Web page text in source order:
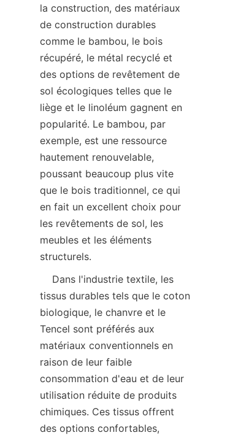
la construction, des matériaux
de construction durables
comme le bambou, le bois
récupéré, le métal recyclé et
des options de revêtement de
sol écologiques telles que le
liège et le linoléum gagnent en
popularité. Le bambou, par
exemple, est une ressource
hautement renouvelable,
poussant beaucoup plus vite
que le bois traditionnel, ce qui
en fait un excellent choix pour
les revêtements de sol, les
meubles et les éléments
tissus durables tels que le coton
biologique, le chanvre et le
Tencel sont préférés aux
matériaux conventionnels en
raison de leur faible
consommation d'eau et de leur
utilisation réduite de produits
chimiques. Ces tissus offrent
des options confortables,